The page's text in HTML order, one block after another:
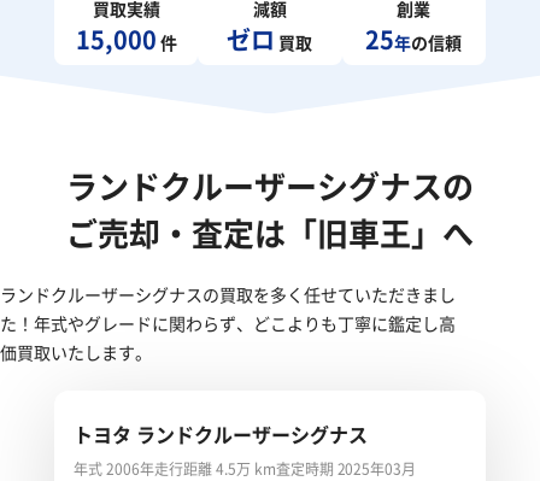
買取実績
15,000 件
減額
ゼロ 買取
創業
25年の信頼
ランドクルーザーシグナスの
ご売却・査定は「旧車王」へ
ランドクルーザーシグナスの買取を多く任せていただきまし
た！年式やグレードに関わらず、どこよりも丁寧に鑑定し高
価買取いたします。
トヨタ ランドクルーザーシグナス
年式 2006年走行距離 4.5万 km査定時期 2025年03月